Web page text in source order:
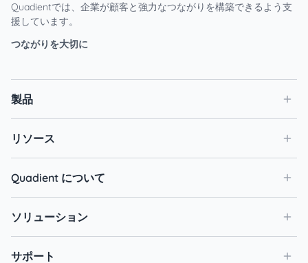
Quadientでは、企業が顧客と強力なつながりを構築できるよう支
援しています。
つながりを大切に
製品
リソース
Quadient について
ソリューション
サポート